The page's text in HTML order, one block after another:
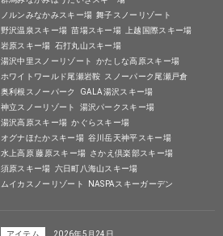
ノルンみなかみスキー場 舞子スノーリゾート
野沢温泉スキー場 苗場スキー場
上越国際スキー場
岩原スキー場 石打丸山スキー場
湯沢中里スノーリゾート
かたしな高原スキー場
ホワイトワールド尾瀬岩鞍 スノーパーク尾瀬戸倉
奥利根スノーパーク
GALA湯沢スキー場
神立スノーリゾート
湯沢パークスキー場
湯沢高原スキー場 かぐらスキー場
オグナほたかスキー場 谷川岳天神平スキー場
水上高原 藤原スキー場 さかえ倶楽部スキー場
須原スキー場 六日町八海山スキー場
ムイカスノーリゾート
NASPAスキーガーデン
アイテム 2026年5月24日